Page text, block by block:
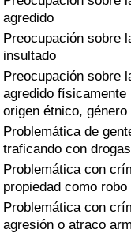
agredido
Preocupación sobre
insultado
Preocupación sobre
agredido
origen étnico, género
Problemática de
traficando con drogas
Problemática con
propiedad como
Problemática con
agresión o atraco
Índice de Sanidad
Contaminación
Índice de
Índice de
Índice de
Tráfico